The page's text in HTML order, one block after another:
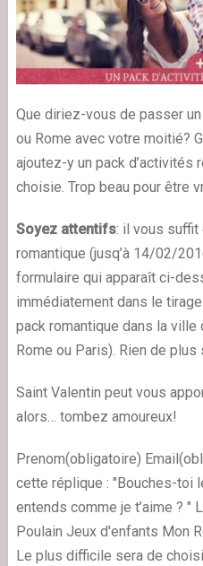
Que diriez-vous de passer
ou Rome avec votre moitié?
ajoutez-y un pack d’activités
choisie. Trop beau pour être
Soyez attentifs: il vous suffit
romantique (jusq’à 14/02/
formulaire qui apparaît ci-
immédiatement dans le
pack romantique dans la ville
Rome ou Paris). Rien de plus
Saint Valentin peut vous
alors… tombez amoureux!
Prenom(obligatoire) Email
cette réplique : "Bouches-toi
entends comme je t’aime ? "
Poulain Jeux d'enfants Mon
Le plus difficile sera de